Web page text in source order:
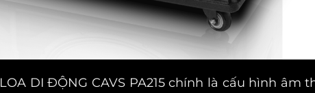
LOA DI ĐỘNG CAVS PA215chính là cấu hình âm